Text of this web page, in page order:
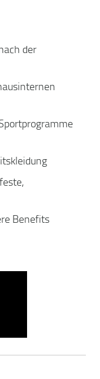
der
Benefits